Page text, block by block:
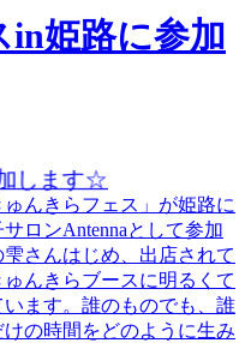
in姫路に参加
んきらフェス」が姫路に
ロンAntennaとして参加
さんはじめ、出店されて
んきらブースに明るくて
ます。誰のものでも、誰
の時間をどのように生み